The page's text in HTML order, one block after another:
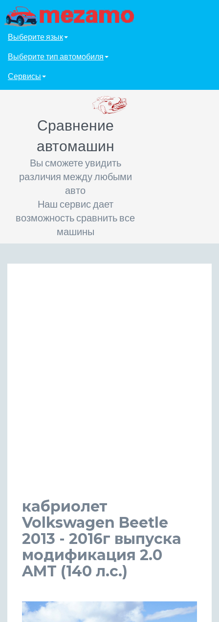
Выберите язык
Выберите тип автомобиля
Сервисы
Сравнение
автомашин
Вы сможете увидить
различия между любыми
авто
Наш сервис дает
возможность сравнить все
машины
кабриолет
Volkswagen Beetle
2013 - 2016г выпуска
модификация 2.0
AMT (140 л.с.)